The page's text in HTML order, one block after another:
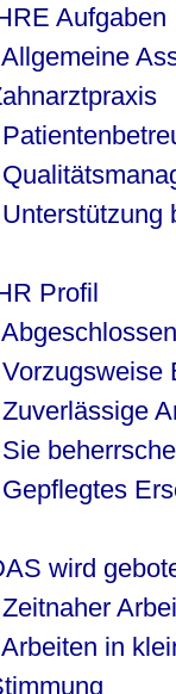
Aufgaben
Profil
wird
in